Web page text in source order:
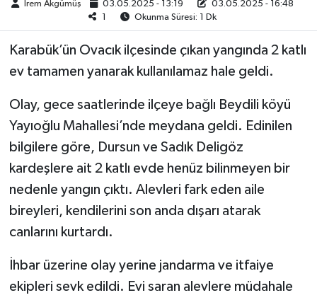
İrem Akgümüş 03.05.2025 - 13:19
03.05.2025 - 16:48
Okunma Süresi: 1 Dk
Karabük’ün Ovacık ilçesinde çıkan yangında 2 katlı
ev tamamen yanarak kullanılamaz hale geldi.
Olay, gece saatlerinde ilçeye bağlı Beydili köyü
Yayıoğlu Mahallesi’nde meydana geldi. Edinilen
bilgilere göre, Dursun ve Sadık Deligöz
kardeşlere ait 2 katlı evde henüz bilinmeyen bir
nedenle yangın çıktı. Alevleri fark eden aile
bireyleri, kendilerini son anda dışarı atarak
canlarını kurtardı.
İhbar üzerine olay yerine jandarma ve itfaiye
ekipleri sevk edildi. Evi saran alevlere müdahale
TURİZM
MAGAZİN
BÖLGE
TÜRKİYE
DÜNYA